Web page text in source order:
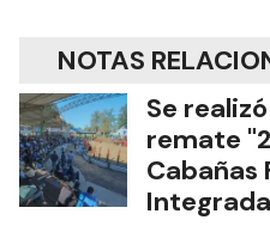
NOTAS
Se
remate
Cabañas